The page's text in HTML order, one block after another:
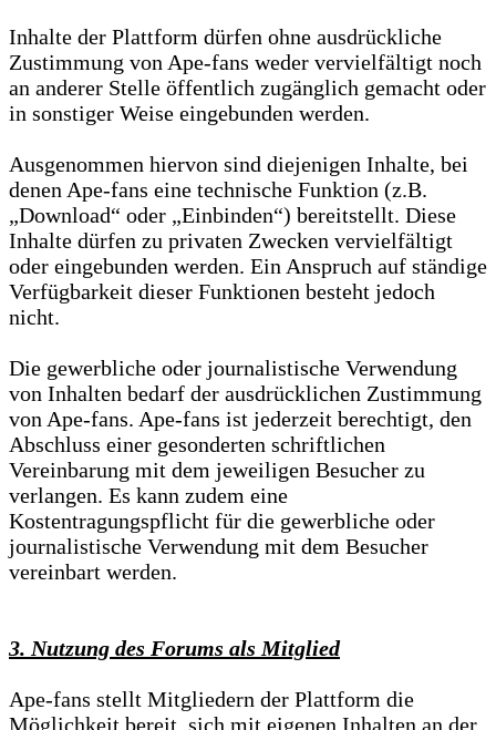
Inhalte der Plattform dürfen ohne ausdrückliche
Zustimmung von Ape-fans weder vervielfältigt noch
an anderer Stelle öffentlich zugänglich gemacht oder
in sonstiger Weise eingebunden werden.
Ausgenommen hiervon sind diejenigen Inhalte, bei
denen Ape-fans eine technische Funktion (z.B.
„Download“ oder „Einbinden“) bereitstellt. Diese
Inhalte dürfen zu privaten Zwecken vervielfältigt
oder eingebunden werden. Ein Anspruch auf ständige
Verfügbarkeit dieser Funktionen besteht jedoch
nicht.
Die gewerbliche oder journalistische Verwendung
von Inhalten bedarf der ausdrücklichen Zustimmung
von Ape-fans. Ape-fans ist jederzeit berechtigt, den
Abschluss einer gesonderten schriftlichen
Vereinbarung mit dem jeweiligen Besucher zu
verlangen. Es kann zudem eine
Kostentragungspflicht für die gewerbliche oder
journalistische Verwendung mit dem Besucher
vereinbart werden.
3. Nutzung des Forums als Mitglied
Ape-fans stellt Mitgliedern der Plattform die
Möglichkeit bereit, sich mit eigenen Inhalten an der